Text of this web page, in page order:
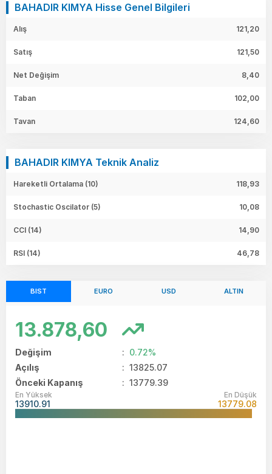
BAHADIR KIMYA Hisse Genel Bilgileri
Alış 121,20
Satış 121,50
Net Değişim 8,40
Taban 102,00
Tavan 124,60
BAHADIR KIMYA Teknik Analiz
Hareketli Ortalama (10) 118,93
Stochastic Oscilator (5) 10,08
CCI (14) 14,90
RSI (14) 46,78
BIST EURO USD ALTIN
13.878,60
Değişim : 0.72%
Açılış
: 13825.07
Önceki Kapanış
: 13779.39
En Yüksek
13910.91
En Düşük
13779.08